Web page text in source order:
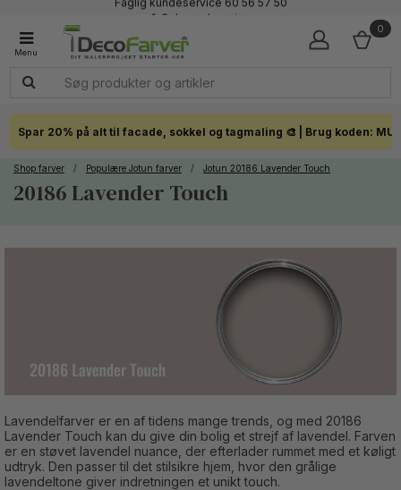
Faglig kundeservice 60 56 57 50
Click & Collect i hele landet
0
Spar 20% på alt til facade, sokkel og tagmaling 🎨 | Brug koden:
Shop farver / Populære Jotun farver / Jotun 20186 Lavender Touch
20186 Lavender Touch
Lavendelfarver er en af tidens mange trends, og med 20186
Lavender Touch kan du give din bolig et strejf af lavendel. Farven
er en støvet lavendel nuance, der efterlader rummet med et køligt
udtryk. Den passer til det stilsikre hjem, hvor den grålige
lavendeltone giver indretningen et unikt touch.